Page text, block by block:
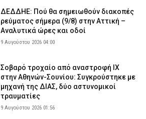
ΔΕΔΔΗΕ: Πού θα σημειωθούν διακοπές
ρεύματος σήμερα (9/8) στην Αττική –
Αναλυτικά ώρες και οδοί
9 Αυγούστου 2026 04:00
Σοβαρό τροχαίο από αναστροφή ΙΧ
στην Αθηνών-Σουνίου: Συγκρούστηκε με
μηχανή της ΔΙΑΣ, δύο αστυνομικοί
τραυματίες
9 Αυγούστου 2026 01:56